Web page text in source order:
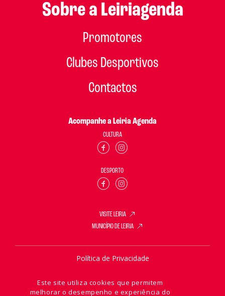
Sobre a Leiriagenda
Promotores
Clubes Desportivos
Contactos
Acompanhe a Leiria Agenda
CULTURA
DESPORTO
VISITE LEIRIA
MUNICÍPIO DE LEIRIA
Política de Privacidade
Este site utiliza cookies que permitem
melhorar o desempenho e experiência do